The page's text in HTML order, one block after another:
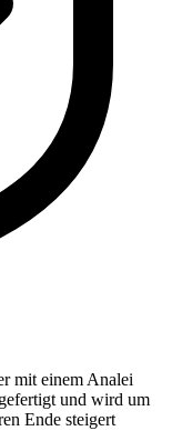
mit einem Analei
und wird um
Ende steigert